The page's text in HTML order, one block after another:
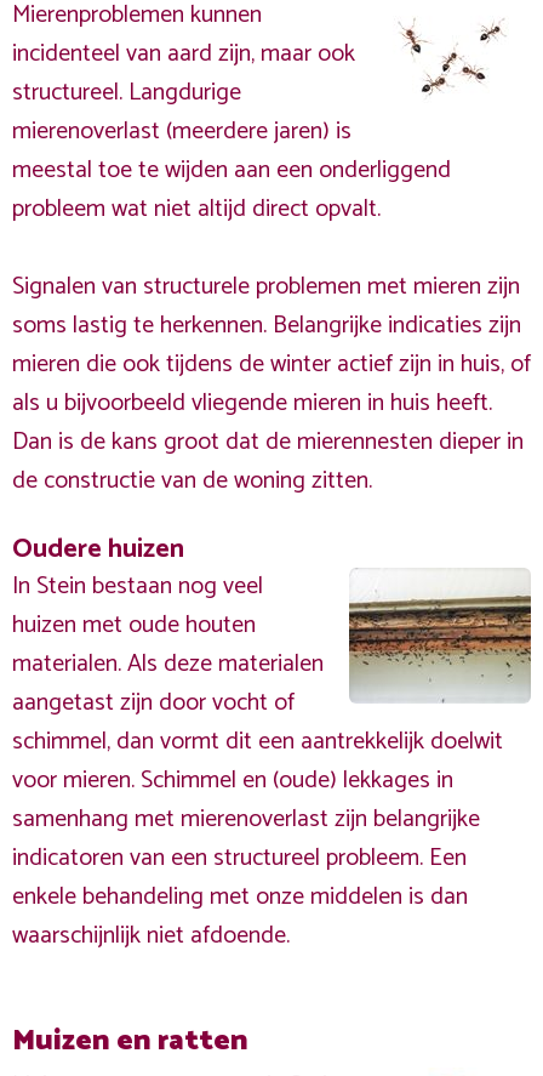
Mierenproblemen kunnen
incidenteel van aard zijn, maar ook
structureel. Langdurige
mierenoverlast (meerdere jaren) is
meestal toe te wijden aan een onderliggend
probleem wat niet altijd direct opvalt.
Signalen van structurele problemen met mieren zijn
soms lastig te herkennen. Belangrijke indicaties zijn
mieren die ook tijdens de winter actief zijn in huis, of
als u bijvoorbeeld vliegende mieren in huis heeft.
Dan is de kans groot dat de mierennesten dieper in
de constructie van de woning zitten.
Oudere huizen
In Stein bestaan nog veel
huizen met oude houten
materialen. Als deze materialen
aangetast zijn door vocht of
schimmel, dan vormt dit een aantrekkelijk doelwit
voor mieren. Schimmel en (oude) lekkages in
samenhang met mierenoverlast zijn belangrijke
indicatoren van een structureel probleem. Een
enkele behandeling met onze middelen is dan
waarschijnlijk niet afdoende.
Muizen en ratten